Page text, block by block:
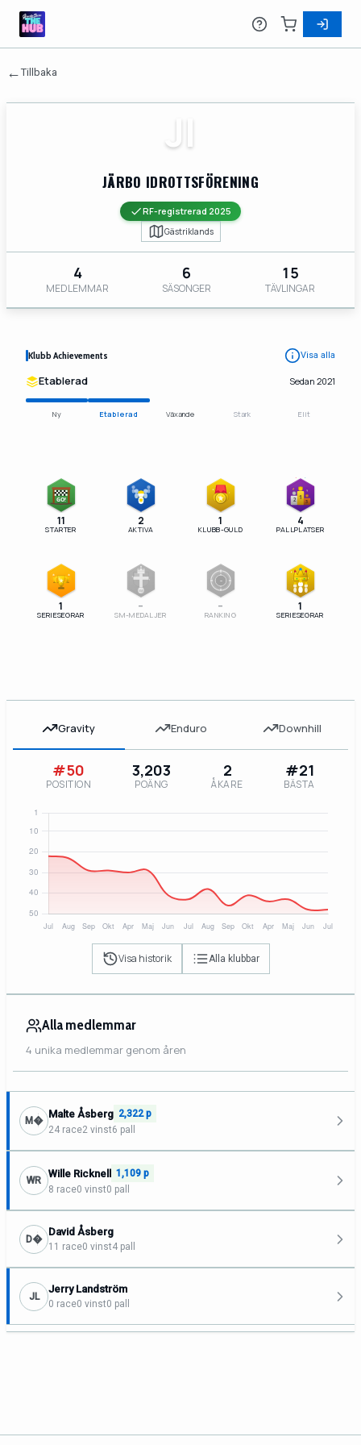
←Tillbaka
Gravity Enduro Downhill
#50
POSITION
3,203
POÄNG
2
ÅKARE
#21
BÄSTA
Visa historik Alla klubbar
Alla medlemmar
4 unika medlemmar genom åren
M�
Malte Åsberg 2,322 p
24 race2 vinst6 pall
WR
Wille Ricknell 1,109 p
8 race0 vinst0 pall
D�
David Åsberg
11 race0 vinst4 pall
JL
Jerry Landström
0 race0 vinst0 pall
JI
JÄRBO IDROTTSFÖRENING
RF-registrerad 2025
Gästriklands
4
MEDLEMMAR
6
SÄSONGER
15
TÄVLINGAR
Klubb Achievements Visa alla
Etablerad Sedan 2021
Ny Etablerad Växande Stark Elit
GO!
11
STARTER
2
AKTIVA
1
KLUBB-GULD
2 1
3
4
PALLPLATSER
1
SERIESEGRAR
SM
–
SM-MEDALJER
–
–
RANKING
1
SERIESEGRAR